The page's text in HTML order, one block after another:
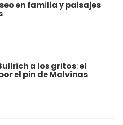
en familia y paisajes
a los gritos: el
el pin de Malvinas